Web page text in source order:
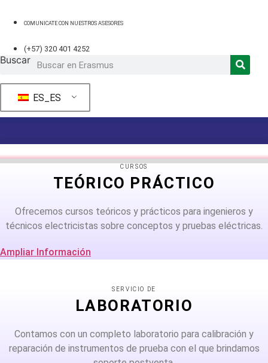
COMUNICATE CON NUESTROS ASESORES
(+57) 320 401 4252
Buscar
ES_ES
CURSOS
TEÓRICO PRÁCTICO
Ofrecemos cursos teóricos y prácticos para ingenieros y
técnicos electricistas sobre conceptos y pruebas eléctricas.
Ampliar Información
SERVICIO DE
LABORATORIO
Contamos con un completo laboratorio para calibración y
reparación de instrumentos de prueba con el que brindamos